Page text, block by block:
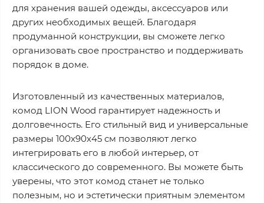
для хранения вашей одежды, аксессуаров или
других необходимых вещей. Благодаря
продуманной конструкции, вы сможете легко
организовать свое пространство и поддерживать
порядок в доме.
Изготовленный из качественных материалов,
комод LION Wood гарантирует надежность и
долговечность. Его стильный вид и универсальные
размеры 100х90х45 см позволяют легко
интегрировать его в любой интерьер, от
классического до современного. Вы можете быть
уверены, что этот комод станет не только
полезным, но и эстетически приятным элементом